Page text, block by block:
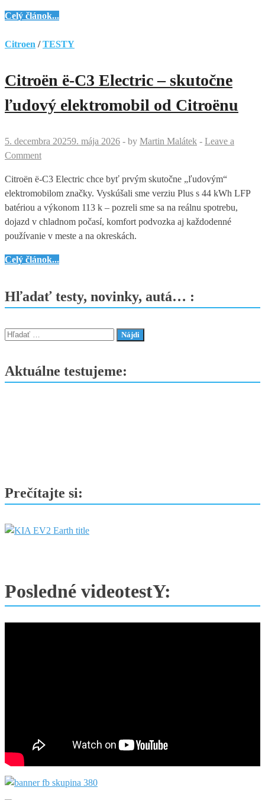
Volkswagen
kurz
rodine
ID.
–
nástupca
príde
ako
Neo
Celý článok...
Citroen /TESTY
Citroën ë-C3 Electric – skutočne
ľudový elektromobil od Citroënu
5. decembra 20259. mája 2026 - by Martin Malátek - Leave a
Comment
Citroën ë-C3 Electric chce byť prvým skutočne „ľudovým“
elektromobilom značky. Vyskúšali sme verziu Plus s 44 kWh LFP
batériou a výkonom 113 k – pozreli sme sa na reálnu spotrebu,
dojazd v chladnom počasí, komfort podvozka aj každodenné
používanie v meste a na okreskách.
Citroën
Electric
skutočne
ľudový
od
Celý článok...
Hľadať testy, novinky, autá… :
Hľadať:
Aktuálne testujeme:
Prečítajte si:
Posledné videotestY: